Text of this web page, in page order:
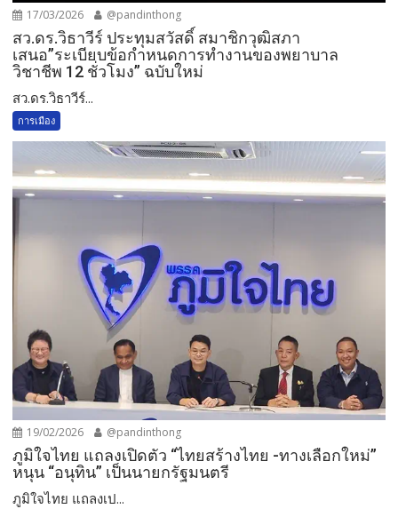
17/03/2026 @pandinthong
สว.ดร.วิธา​วีร์​ ประทุ​ม​สวัสดิ์​ สมาชิกวุฒิสภา
เสนอ”ระเบียบข้อกำหนดการทำงานของพยาบาล
วิชาชีพ​ 12 ชั่วโมง​” ฉบับใหม่
สว.ดร.วิธา​วีร์​...
การเมือง
19/02/2026 @pandinthong
ภูมิใจไทย แถลงเปิดตัว “ไทยสร้างไทย -ทางเลือกใหม่”
หนุน “อนุทิน” เป็นนายกรัฐมนตรี
ภูมิใจไทย แถลงเป...